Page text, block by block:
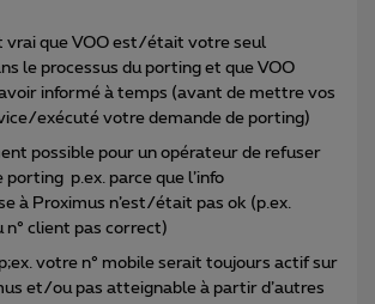
vrai que VOO est/était votre seul
le processus du porting et que VOO
informé à temps (avant de mettre vos
exécuté votre demande de porting)
possible pour un opérateur de refuser
porting p.ex. parce que l’info
à Proximus n’est/était pas ok (p.ex.
n° client pas correct)
votre n° mobile serait toujours actif sur
et/ou pas atteignable à partir d’autres